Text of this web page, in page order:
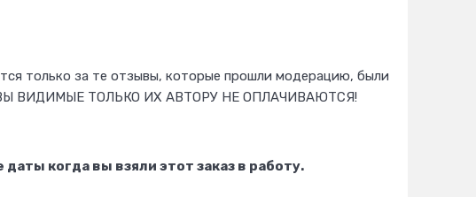
только за те отзывы, которые прошли модерацию, были
ВИДИМЫЕ ТОЛЬКО ИХ АВТОРУ НЕ ОПЛАЧИВАЮТСЯ!
когда вы взяли этот заказ в работу.